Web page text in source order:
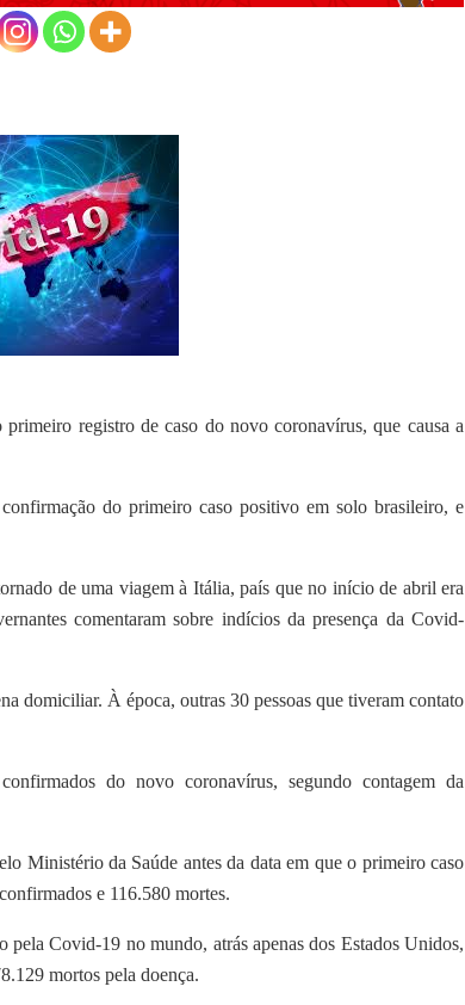
registro de caso do novo coronavírus, que causa a
do primeiro caso positivo em solo brasileiro, e
de uma viagem à Itália, país que no início de abril era
comentaram sobre indícios da presença da Covid-
domiciliar. À época, outras 30 pessoas que tiveram contato
do novo coronavírus, segundo contagem da
Ministério da Saúde antes da data em que o primeiro caso
e 116.580 mortes.
pela Covid-19 no mundo, atrás apenas dos Estados Unidos,
mortos pela doença.